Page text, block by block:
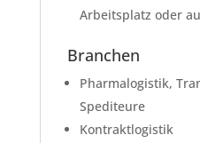
Arbeitsplatz oder
Branchen
Pharmalogistik,
Spediteure
Kontraktlogistik